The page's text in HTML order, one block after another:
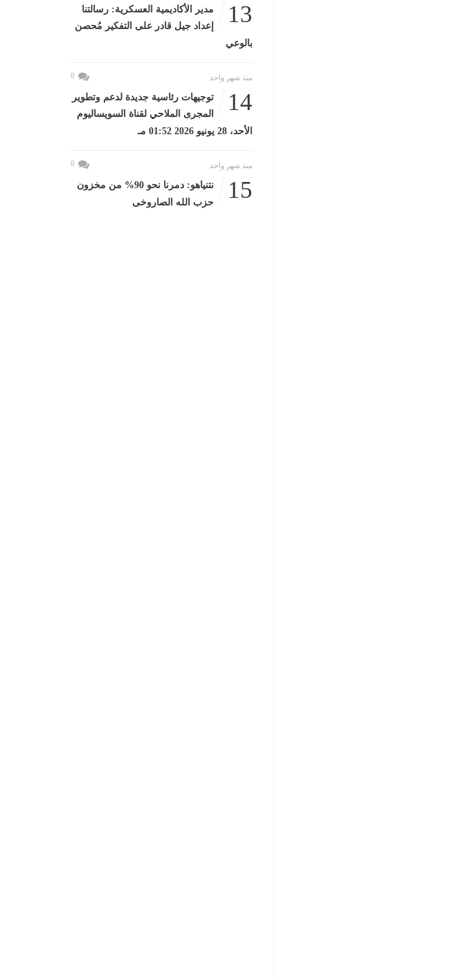
13
مدير الأكاديمية العسكرية: رسالتنا
إعداد جيل قادر على التفكير مُحصن
بالوعي
منذ شهر واحد 0
14
توجيهات رئاسية جديدة لدعم وتطوير
المجرى الملاحي لقناة السويساليوم
الأحد، 28 يونيو 2026 01:52 مـ
منذ شهر واحد 0
15
نتنياهو: دمرنا نحو 90% من مخزون
حزب الله الصاروخى